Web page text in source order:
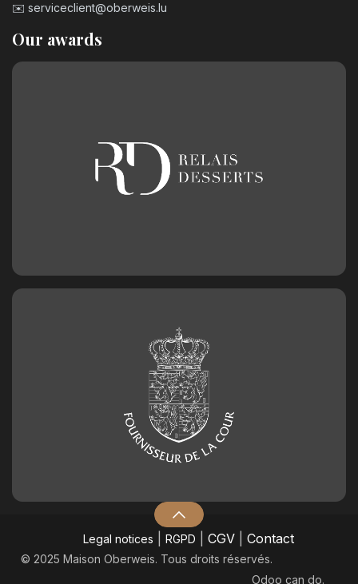
✉️ serviceclient@oberweis.lu
Our awards
Legal notices RGPD CGV| Contact
© 2025 Maison Oberweis. Tous droits réservés.
Odoo can do.